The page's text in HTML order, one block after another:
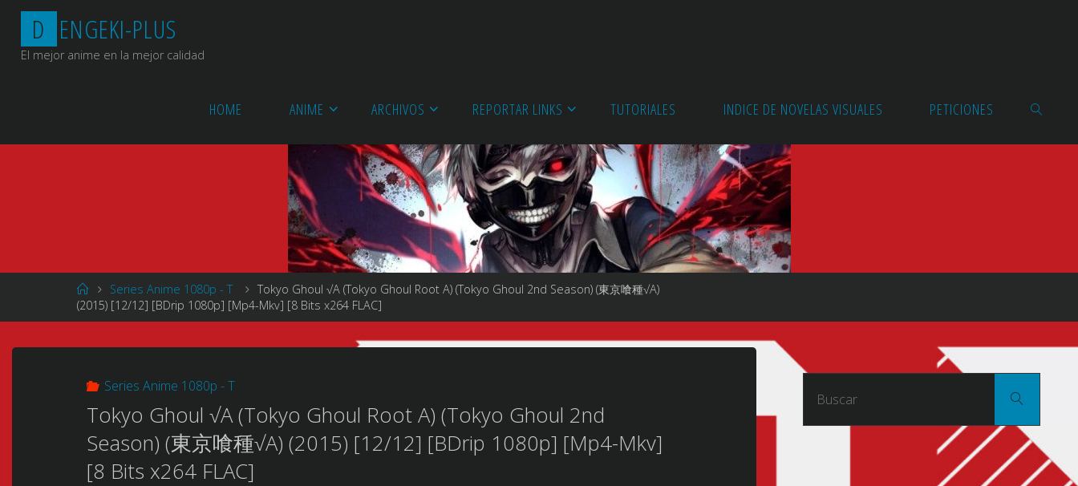
Saltar
contenido
D ENGEKI-PLUS
El mejor anime en la mejor calidad
HOME ANIME ARCHIVOS REPORTAR LINKS TUTORIALES INDICE DE NOVELAS VISUALES PETICIONES
Página
de
Inicio
Series Anime 1080p - T
Tokyo Ghoul √A (Tokyo Ghoul Root A) (Tokyo Ghoul 2nd Season) (東京喰種√A)
(2015) [12/12] [BDrip 1080p] [Mp4-Mkv] [8 Bits x264 FLAC]
Series Anime 1080p - T
Tokyo Ghoul √A (Tokyo Ghoul Root A) (Tokyo Ghoul 2nd
Season) (東京喰種√A) (2015) [12/12] [BDrip 1080p] [Mp4-Mkv]
[8 Bits x264 FLAC]
Buscar